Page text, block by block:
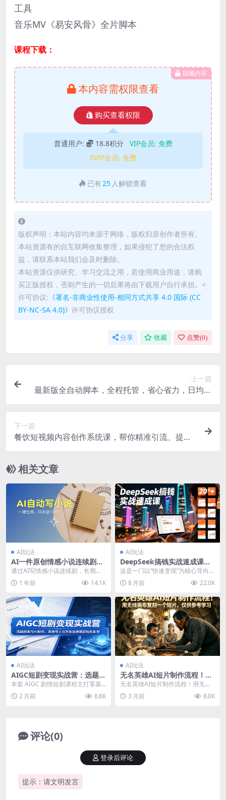
工具
音乐MV《易安风骨》全片脚本
课程下载：
隐藏内容
本内容需权限查看
购买查看权限
普通用户: 18.8积分 VIP会员: 免费
SVIP会员: 免费
已有 25 人解锁查看
版权声明：本站内容均来源于网络，版权归原创作者所有。
本站资源有的自互联网收集整理，如果侵犯了您的合法权
益，请联系本站我们会及时删除。
本站资源仅供研究、学习交流之用，若使用商业用途，请购
买正版授权，否则产生的一切后果将由下载用户自行承担。<
许可协议: 《署名-非商业性使用-相同方式共享 4.0 国际 (CC
BY-NC-SA 4.0)》 许可协议授权
分享 收藏 点赞(0)
上一篇
最新版全自动脚本，全程托管，省心省力，日均躺
下一篇
餐饮短视频内容创作系统课，帮你精准引流、提升
相关文章
AI玩法
AI一件原创情感小说连续剧，
多平台批量发布，一部小说多
通过AI写情感小说连续剧，长期持
续的输出，最新玩法！ 当下最火！
简单零成本！0粉...
1 年前 14.1K
AI玩法
DeepSeek搞钱实战速成课，2
0+内容模板、剪辑发布、带货
这是一门以“快速变现”为核心导向的
AI实战速成课。课程逻辑清晰：先
掌握DeepS...
8 月前 22.0K
AI玩法
AIGC短剧变现实战营：选题剧
本与AI制作，本地线上双方案
本套 AIGC 剧情短剧课程主打零基
础入局短剧副业，从赛道筛选、选
题策划起步，讲...
2 月前 8.8K
AI玩法
无名英雄AI短片制作流程！用
无线画布复刻一个短片，仅供
无名英雄AI短片制作流程！用无线
画布复刻一个短片，仅供参考学习
课程介绍 从零开...
3 月前 8.0K
评论(0)
提示：请文明发言
登录后评论